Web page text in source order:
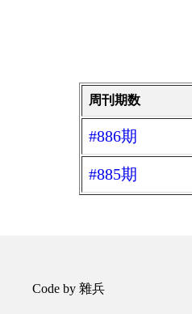
周刊期数
#886期
#885期
Code by 雜兵